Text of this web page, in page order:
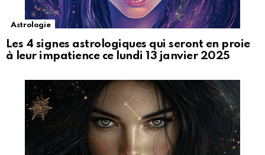
Astrologie
Les 4 signes astrologiques qui seront en proie
à leur impatience ce lundi 13 janvier 2025